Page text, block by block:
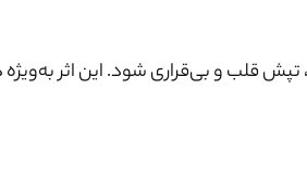
قلب و بی‌قراری شود. این اثر به‌ویژه